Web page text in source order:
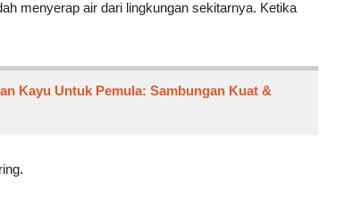
menyerap air dari lingkungan sekitarnya. Ketika
Kayu Untuk Pemula: Sambungan Kuat &